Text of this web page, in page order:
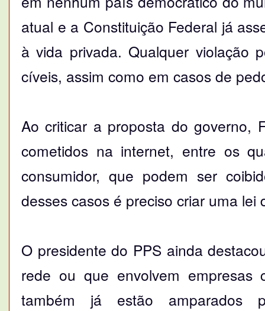
atual e a Constituição Federal já
à vida privada. Qualquer violação
cíveis, assim como em casos de
Ao criticar a proposta do governo,
cometidos na internet, entre os
consumidor, que podem ser
desses casos é preciso criar uma lei
O presidente do PPS ainda
rede ou que envolvem empresas
também já estão amparados